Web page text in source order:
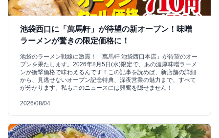
池袋西口に「萬馬軒」が待望の新オープン！味噌
ラーメンが驚きの限定価格に！
池袋のラーメン戦線に激震！「萬馬軒 池袋西口本店」が待望のオー
プンを果たします。2026年8月5日(水)限定で、あの濃厚味噌ラーメ
ンが衝撃価格で味わえるんです！この記事を読めば、新店舗の詳細
から、見逃せないオープン記念特典、深夜営業の魅力まで、すべて
が分かります。私もこのニュースには興奮を隠せません！
2026/08/04